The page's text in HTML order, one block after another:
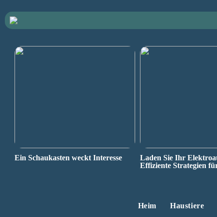
Ein Schaukasten weckt Interesse
Laden Sie Ihr
Effiziente Strategien
Heim Haustiere